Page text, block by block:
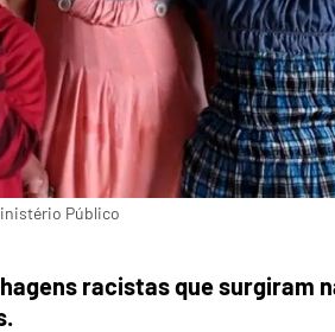
Público
racistas que surgiram